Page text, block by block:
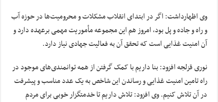
وی اظهارداشت: اگر در ابتدای انقلاب مشکلات و محرومیت‌ها در حوزه آب
و راه و جاده و پل بود، امروز هم این مجموعه مأموریت مهمی برعهده دارد و
آن امنیت غذایی است که تحقق آن به فعالیت جهادی نیاز دارد.
نوری قزلجه افزود: بنا داریم با کمک گرفتن از همه توانمندی‌های موجود در
راه تامین امنیت غذایی و رساندن این شاخص به یک عدد مناسب و پیشرفت
در آن تلاش کنیم. وی افزود: تلاش داریم تا خدمتگزار خوبی برای مردم